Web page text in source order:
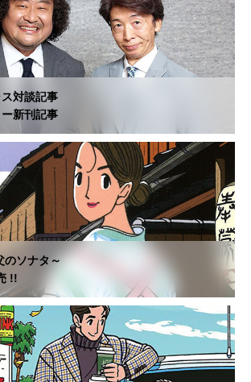
対談記事
新刊記事
のソナタ～
!!